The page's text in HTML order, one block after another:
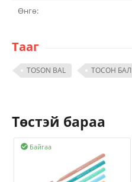
Өнгө:
Тааг
TOSON BAL ТОСОН БАЛ
Төстэй бараа
Байгаа
